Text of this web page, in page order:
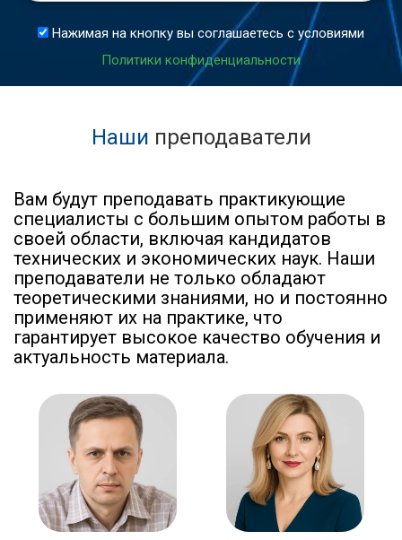
Нажимая на кнопку вы соглашаетесь с условиями
Политики конфиденциальности
Наши преподаватели
Вам будут преподавать практикующие
специалисты с большим опытом работы в
своей области, включая кандидатов
технических и экономических наук. Наши
преподаватели не только обладают
теоретическими знаниями, но и постоянно
применяют их на практике, что
гарантирует высокое качество обучения и
актуальность материала.